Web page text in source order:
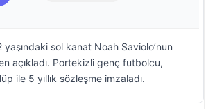
sol kanat Noah Saviolo’nun
açıkladı. Portekizli genç futbolcu,
ile 5 yıllık sözleşme imzaladı.